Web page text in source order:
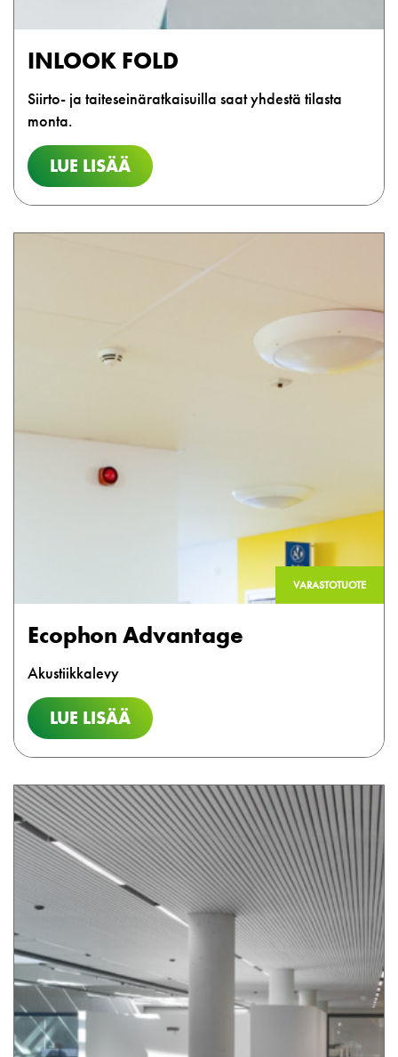
INLOOK FOLD
Siirto- ja taiteseinäratkaisuilla saat yhdestä tilasta
monta.
LUE LISÄÄ
VARASTOTUOTE
Ecophon Advantage
Akustiikkalevy
LUE LISÄÄ